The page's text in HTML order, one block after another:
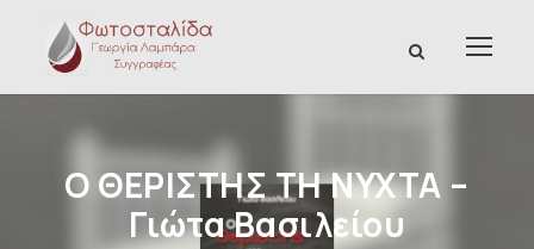
Ο ΘΕΡΙΣΤΗΣ ΤΗ ΝΥΧΤΑ –
Γιώτα Βασιλείου